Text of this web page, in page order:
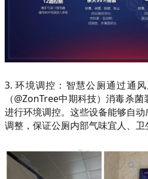
3. 环境调控：智慧公厕通过通风
（@ZonTree中期科技）消毒杀
进行环境调控。这些设备能够自
调整，保证公厕内部气味宜人、卫